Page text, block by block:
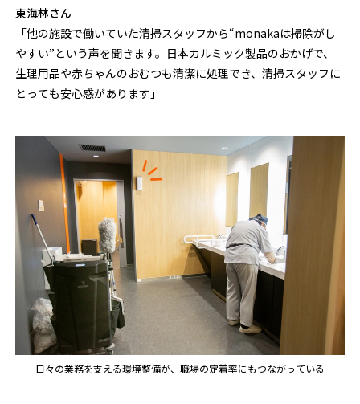
東海林さん
「他の施設で働いていた清掃スタッフから“monakaは掃除がし
やすい”という声を聞きます。日本カルミック製品のおかげで、
生理用品や赤ちゃんのおむつも清潔に処理でき、清掃スタッフに
とっても安心感があります」
日々の業務を支える環境整備が、職場の定着率にもつながっている